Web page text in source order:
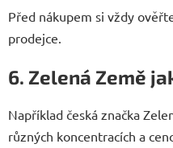
Před nákupem si vždy
prodejce.
6. Zelená Země
Například česká značka
různých koncentracích a